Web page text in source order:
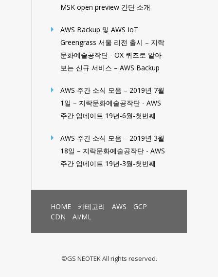
MSK open preview 간단 소개
AWS Backup 및 AWS IoT
Greengrass 서울 리전 출시 – 지락
문화예술공작단 - OX 퀴즈로 알아
보는 신규 서비스 – AWS Backup
AWS 주간 소식 모음 – 2019년 7월
1일 – 지락문화예술공작단 - AWS
주간 업데이트 19년-6월-첫번째
AWS 주간 소식 모음 – 2019년 3월
18일 – 지락문화예술공작단 - AWS
주간 업데이트 19년-3월-첫번째
HOME 카테고리 AWS
GCP
CDN
AI/ML
©GS NEOTEK All rights reserved.